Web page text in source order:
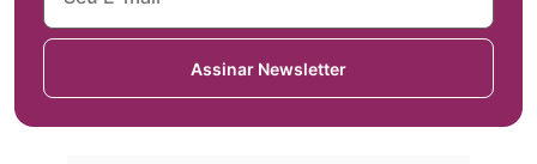
Assinar Newsletter